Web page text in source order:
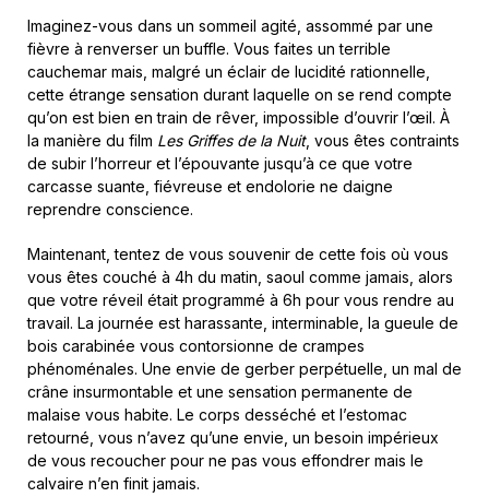
Imaginez-vous dans un sommeil agité, assommé par une
fièvre à renverser un buffle. Vous faites un terrible
cauchemar mais, malgré un éclair de lucidité rationnelle,
cette étrange sensation durant laquelle on se rend compte
qu’on est bien en train de rêver, impossible d’ouvrir l’œil. À
la manière du film Les Griffes de la Nuit, vous êtes contraints
de subir l’horreur et l’épouvante jusqu’à ce que votre
carcasse suante, fiévreuse et endolorie ne daigne
reprendre conscience.
Maintenant, tentez de vous souvenir de cette fois où vous
vous êtes couché à 4h du matin, saoul comme jamais, alors
que votre réveil était programmé à 6h pour vous rendre au
travail. La journée est harassante, interminable, la gueule de
bois carabinée vous contorsionne de crampes
phénoménales. Une envie de gerber perpétuelle, un mal de
crâne insurmontable et une sensation permanente de
malaise vous habite. Le corps desséché et l’estomac
retourné, vous n’avez qu’une envie, un besoin impérieux
de vous recoucher pour ne pas vous effondrer mais le
calvaire n’en finit jamais.